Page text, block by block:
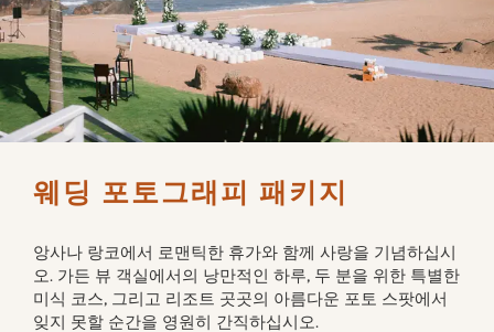
앙사나 랑코에서 로맨틱한 휴가와 함께 사랑을 기념하십시
오. 가든 뷰 객실에서의 낭만적인 하루, 두 분을 위한 특별한
미식 코스, 그리고 리조트 곳곳의 아름다운 포토 스팟에서
잊지 못할 순간을 영원히 간직하십시오.